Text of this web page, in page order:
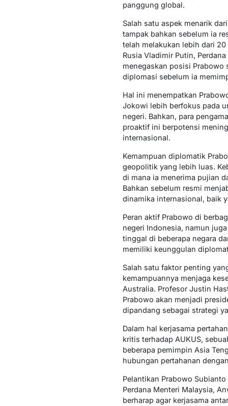
panggung global.
Salah satu aspek menarik
tampak bahkan sebelum ia
telah melakukan lebih dari
Rusia Vladimir Putin,
menegaskan posisi
diplomasi sebelum ia
Hal ini menempatkan
Jokowi lebih berfokus pada
negeri. Bahkan, para
proaktif ini berpotensi
internasional.
Kemampuan diplomatik
geopolitik yang lebih luas.
di mana ia menerima pujian
Bahkan sebelum resmi
dinamika internasional, baik
Peran aktif Prabowo di
negeri Indonesia, namun
tinggal di beberapa negara
memiliki keunggulan
Salah satu faktor penting
kemampuannya menjaga
Australia. Profesor Justin
Prabowo akan menjadi
dipandang sebagai strategi
Dalam hal kerjasama
kritis terhadap AUKUS,
beberapa pemimpin Asia
hubungan pertahanan
Pelantikan Prabowo
Perdana Menteri Malaysia,
berharap agar kerjasama